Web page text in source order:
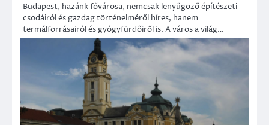
Budapest, hazánk fővárosa, nemcsak lenyűgöző építészeti
csodáiról és gazdag történelméről híres, hanem
termálforrásairól és gyógyfürdőiről is. A város a világ…